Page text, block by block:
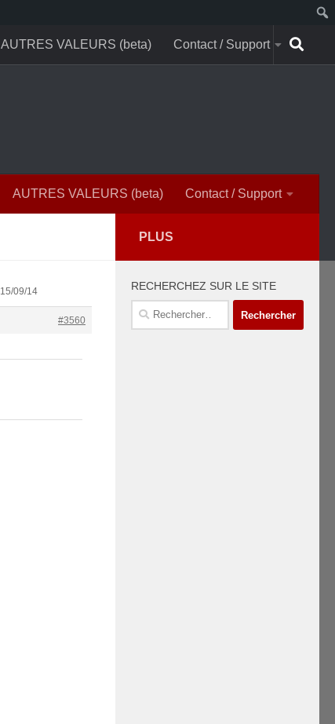
AUTRES VALEURS (beta) Contact / Support
AUTRES VALEURS (beta) Contact / Support
09/14
#3560
PLUS
RECHERCHEZ SUR LE SITE
Rechercher :